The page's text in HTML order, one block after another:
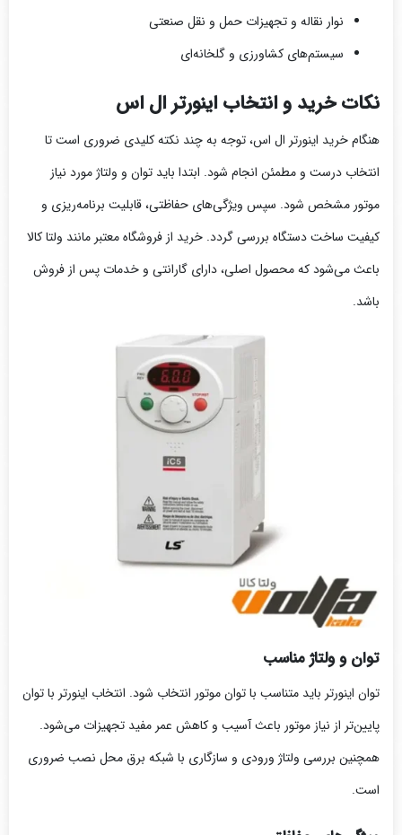
نوار نقاله و تجهیزات حمل و نقل صنعتی
سیستم‌های کشاورزی و گلخانه‌ای
نکات خرید و انتخاب اینورتر ال اس
هنگام خرید اینورتر ال اس، توجه به چند نکته کلیدی ضروری است تا
انتخاب درست و مطمئن انجام شود. ابتدا باید توان و ولتاژ مورد نیاز
موتور مشخص شود. سپس ویژگی‌های حفاظتی، قابلیت برنامه‌ریزی و
کیفیت ساخت دستگاه بررسی گردد. خرید از فروشگاه معتبر مانند ولتا کالا
باعث می‌شود که محصول اصلی، دارای گارانتی و خدمات پس از فروش
باشد.
توان و ولتاژ مناسب
توان اینورتر باید متناسب با توان موتور انتخاب شود. انتخاب اینورتر با توان
پایین‌تر از نیاز موتور باعث آسیب و کاهش عمر مفید تجهیزات می‌شود.
همچنین بررسی ولتاژ ورودی و سازگاری با شبکه برق محل نصب ضروری
است.